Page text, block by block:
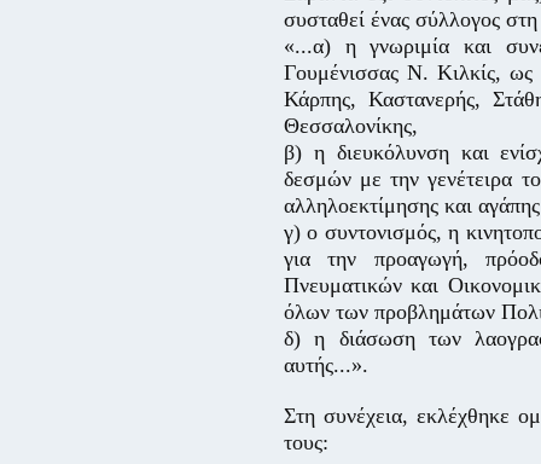
συσταθεί ένας σύλλογος
«...α) η γνωριμία και
Γουμένισσας Ν. Κιλκίς, ως
Κάρπης, Καστανερής,
Θεσσαλονίκης,
β) η διευκόλυνση και
δεσμών με την γενέτειρα
αλληλοεκτίμησης και
γ) ο συντονισμός, η
για την προαγωγή,
Πνευματικών και
όλων των προβλημάτων
δ) η διάσωση των
αυτής...».
Στη συνέχεια, εκλέχθηκε
τους: